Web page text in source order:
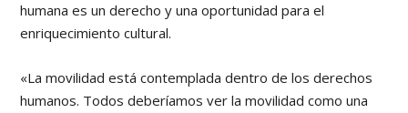
humana es un derecho y una oportunidad para el
enriquecimiento cultural.
«La movilidad está contemplada dentro de los derechos
humanos. Todos deberíamos ver la movilidad como una